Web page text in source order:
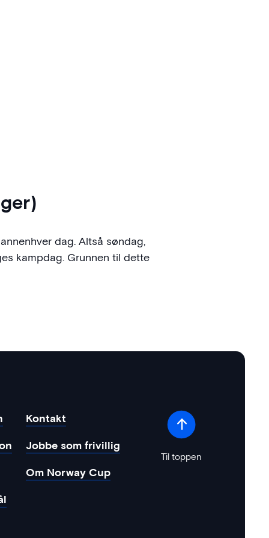
dag. Altså søndag,
kampdag. Grunnen til dette
Kontakt
Jobbe som frivillig
Om Norway Cup
Til toppen